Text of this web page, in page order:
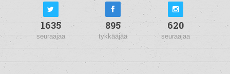
1635
seuraajaa
895
tykkääjää
620
seuraajaa